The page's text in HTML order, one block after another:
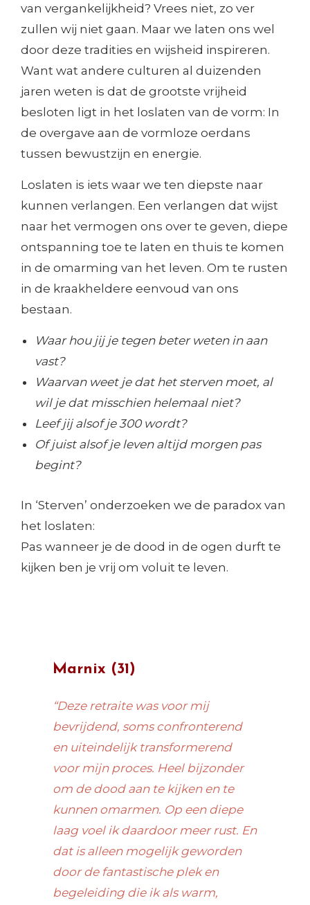
van vergankelijkheid? Vrees niet, zo ver
zullen wij niet gaan. Maar we laten ons wel
door deze tradities en wijsheid inspireren.
Want wat andere culturen al duizenden
jaren weten is dat de grootste vrijheid
besloten ligt in het loslaten van de vorm: In
de overgave aan de vormloze oerdans
tussen bewustzijn en energie.
Loslaten is iets waar we ten diepste naar
kunnen verlangen. Een verlangen dat wijst
naar het vermogen ons over te geven, diepe
ontspanning toe te laten en thuis te komen
in de omarming van het leven. Om te rusten
in de kraakheldere eenvoud van ons
bestaan.
Waar hou jij je tegen beter weten in aan
vast?
Waarvan weet je dat het sterven moet, al
wil je dat misschien helemaal niet?
Leef jij alsof je 300 wordt?
Of juist alsof je leven altijd morgen pas
begint?
In ‘Sterven’ onderzoeken we de paradox van
het loslaten:
Pas wanneer je de dood in de ogen durft te
kijken ben je vrij om voluit te leven.
Marnix (31)
“Deze retraite was voor mij
bevrijdend, soms confronterend
en uiteindelijk transformerend
voor mijn proces. Heel bijzonder
om de dood aan te kijken en te
kunnen omarmen. Op een diepe
laag voel ik daardoor meer rust. En
dat is alleen mogelijk geworden
door de fantastische plek en
begeleiding die ik als warm,